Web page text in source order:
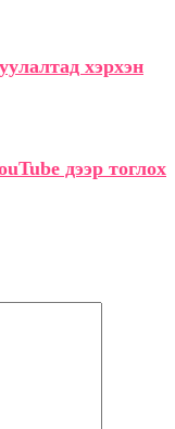
хэрхэн
дээр тоглох